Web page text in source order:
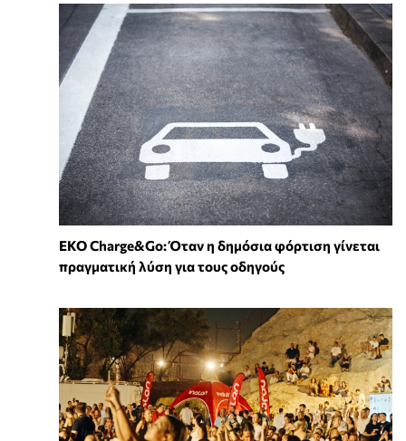
EKO Charge&Go: Όταν η δημόσια φόρτιση γίνεται
πραγματική λύση για τους οδηγούς